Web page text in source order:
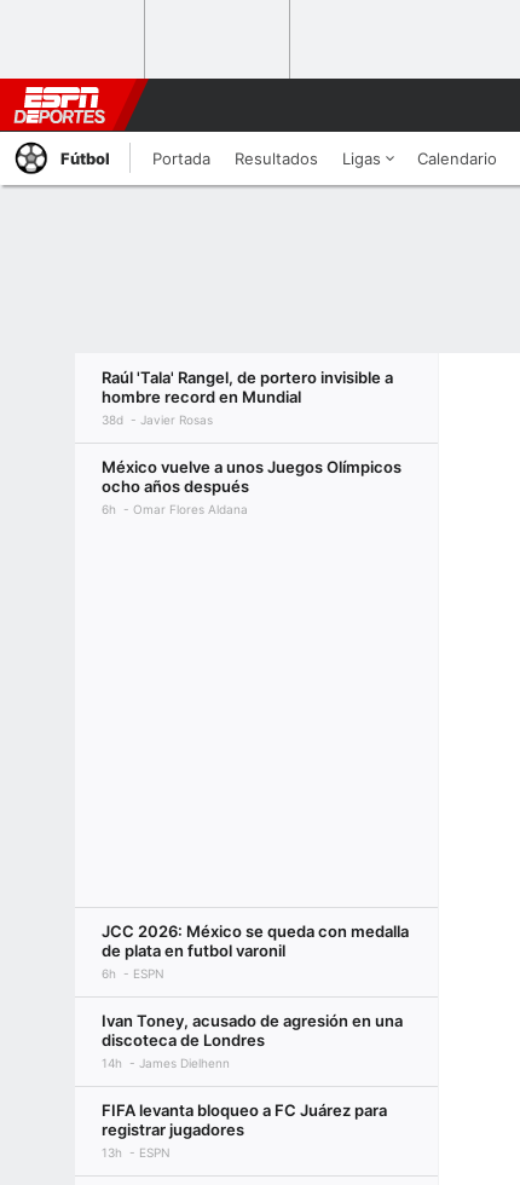
Fútbol Portada Resultados Ligas Calendario
Raúl 'Tala' Rangel, de portero invisible a
hombre record en Mundial
38d Javier Rosas
México vuelve a unos Juegos Olímpicos
ocho años después
6h Omar Flores Aldana
JCC 2026: México se queda con medalla
de plata en futbol varonil
6h ESPN
Ivan Toney, acusado de agresión en una
discoteca de Londres
14h James Dielhenn
FIFA levanta bloqueo a FC Juárez para
registrar jugadores
13h ESPN